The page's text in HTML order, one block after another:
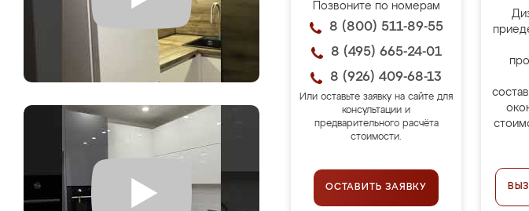
Позвоните по номерам
8 (800) 511-89-55
8 (495) 665-24-01
8 (926) 409-68-13
Или оставьте заявку на сайте для
консультации и
предварительного расчёта
стоимости.
ОСТАВИТЬ ЗАЯВКУ